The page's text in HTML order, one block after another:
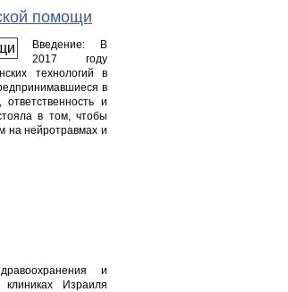
помощи
Введение: В
2017 году
технологий в
в
и
в том, чтобы
на нейротравмах и
и
Израиля